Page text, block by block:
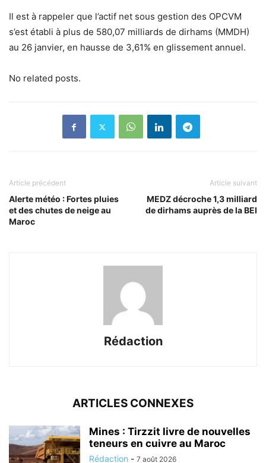
Il est à rappeler que l’actif net sous gestion des OPCVM
s’est établi à plus de 580,07 milliards de dirhams (MMDH)
au 26 janvier, en hausse de 3,61% en glissement annuel.
No related posts.
Article précédent
Alerte météo : Fortes pluies
et des chutes de neige au
Maroc
Article suivant
MEDZ décroche 1,3 milliard
de dirhams auprès de la BEI
Rédaction
ARTICLES CONNEXES
Mines : Tirzzit livre de nouvelles
teneurs en cuivre au Maroc
Rédaction - 7 août 2026